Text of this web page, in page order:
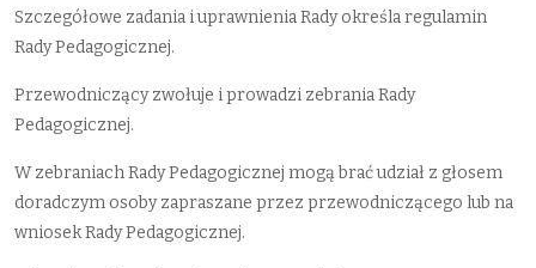
Szczegółowe zadania i uprawnienia Rady określa regulamin
Rady Pedagogicznej.
Przewodniczący zwołuje i prowadzi zebrania Rady
Pedagogicznej.
W zebraniach Rady Pedagogicznej mogą brać udział z głosem
doradczym osoby zapraszane przez przewodniczącego lub na
wniosek Rady Pedagogicznej.